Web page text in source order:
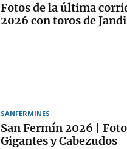
Fotos de la última
2026 con toros de
SANFERMINES
San Fermín 2026 |
Gigantes y Cabezudos